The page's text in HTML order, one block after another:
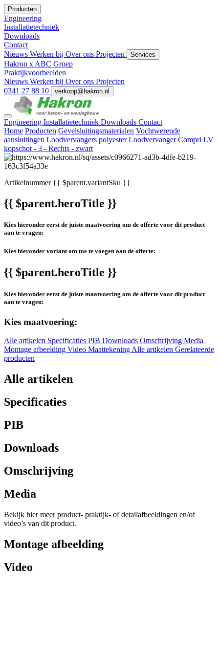
Producten
Engineering
Installatietechniek
Downloads
Contact
Nieuws Werken bij Over ons Projecten Services
Hakron x ABC Groep
Praktijkvoorbeelden
Nieuws Werken bij Over ons Projecten
0341 27 88 10
verkoop@hakron.nl
Engineering Installatietechniek Downloads Contact
Home Producten Gevelsluitingsmaterialen Vochtwerende
aansluitingen Loodvervangers polyester Loodvervanger Compri LV
kopschot - 3 - Rechts - zwart
Artikelnummer{{ $parent.variantSku }}
{{ $parent.heroTitle }}
Kies hieronder eerst de juiste maatvoering om de offerte voor dit product
aan te vragen:
Kies hieronder variant om toe te voegen aan de offerte:
{{ $parent.heroTitle }}
Kies hieronder eerst de juiste maatvoering om de offerte voor dit product
aan te vragen:
Kies maatvoering:
Alle artikelen Specificaties PIB Downloads Omschrijving Media
Montage afbeelding Video MaattekeningAlle artikelen Gerelateerde
producten
Alle artikelen
Specificaties
PIB
Downloads
Omschrijving
Media
Bekijk hier meer product- praktijk- of detailafbeeldingen en/of
video’s van dit product.
Montage afbeelding
Video